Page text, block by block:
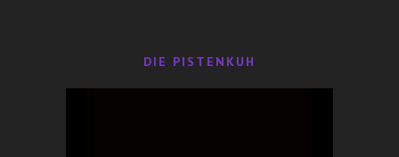
DIE PISTENKUH